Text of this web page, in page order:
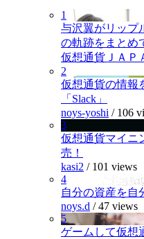
1
与沢翼がリップ
の軌跡をまとめ
仮想通貨ＪＡＰ
2
仮想通貨の情報
「Slack」
noys-yoshi / 106
3
仮想通貨マイニ
売！
kasi2 / 101 views
4
自分の資産を自
noys.d /47 views
5
ゲームして仮想